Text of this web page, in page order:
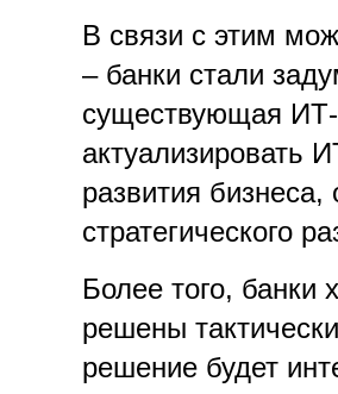
В связи с этим
– банки стали
существующая
актуализировать
развития
стратегического
Более того, банки
решены
решение будет